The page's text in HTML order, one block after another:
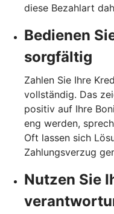
diese Bezahlart
Bedienen
sorgfältig
Zahlen Sie Ihre
vollständig. Das
positiv auf Ihre
eng werden,
Oft lassen sich
Zahlungsverzug
Nutzen Sie